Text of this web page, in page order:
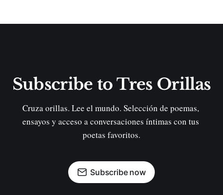
Subscribe to Tres Orillas
Cruza orillas. Lee el mundo. Selección de poemas,
ensayos y acceso a conversaciones íntimas con tus
poetas favoritos.
Subscribe now